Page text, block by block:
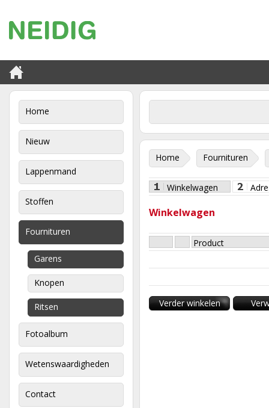
Home
Nieuw
Lappenmand
Stoffen
Fournituren
Garens
Knopen
Ritsen
Fotoalbum
Wetenswaardigheden
Contact
Home Fournituren
Winkelwagen
Winkelwagen
Product
Verder winkelen